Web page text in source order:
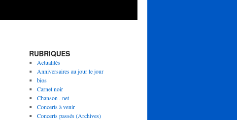
RUBRIQUES
Actualités
Anniversaires au jour le jour
bios
Carnet noir
Chanson . net
Concerts à venir
Concerts passés (Archives)